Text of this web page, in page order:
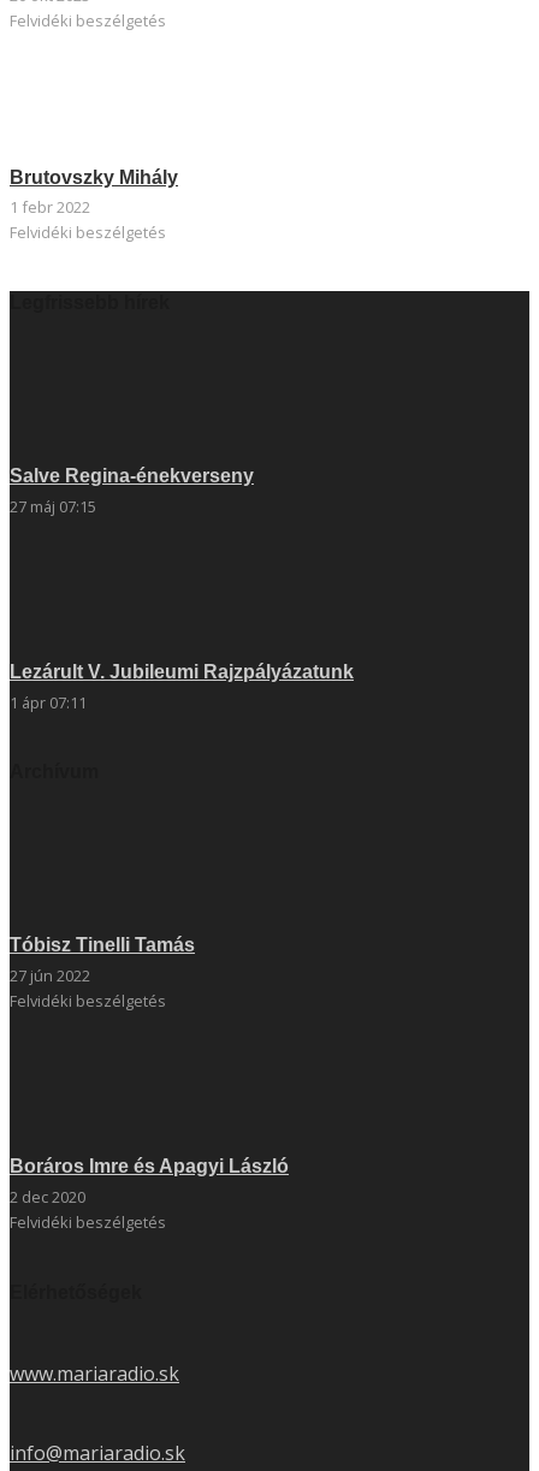
Felvidéki beszélgetés
Brutovszky Mihály
1 febr 2022
Felvidéki beszélgetés
Salve Regina-énekverseny
27 máj 07:15
Lezárult V. Jubileumi Rajzpályázatunk
1 ápr 07:11
Tóbisz Tinelli Tamás
27 jún 2022
Felvidéki beszélgetés
Boráros Imre és Apagyi László
2 dec 2020
Felvidéki beszélgetés
www.mariaradio.sk
info@mariaradio.sk